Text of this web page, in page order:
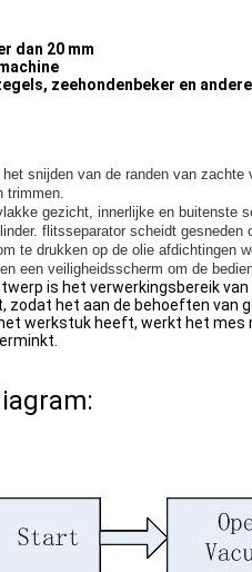
dan 20 mm
zeehondenbeker en
snijden van de randen van
trimmen.
gezicht, innerlijke en buitenste
flitsseparator scheidt
te drukken op de olie afdichtingen
een veiligheidsscherm om de
is het verwerkingsbereik
zodat het aan de behoeften van
werkstuk heeft, werkt het mes